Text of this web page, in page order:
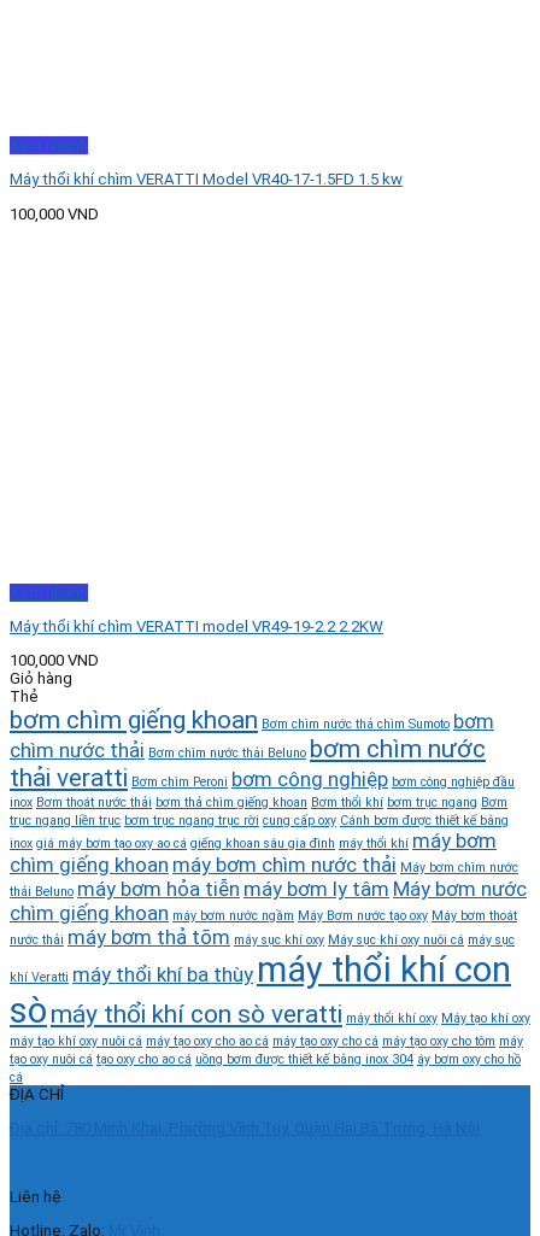
Xem nhanh
Máy thổi khí chìm VERATTI Model VR40-17-1.5FD 1.5 kw
100,000 VND
Xem nhanh
Máy thổi khí chìm VERATTI model VR49-19-2.2 2.2KW
100,000 VND
Giỏ hàng
Thẻ
bơm chìm giếng khoan Bơm chìm nước thả chìm Sumoto bơm
chìm nước thải Bơm chìm nước thải Beluno bơm chìm nước
thải veratti Bơm chìm Peroni bơm công nghiệp bơm công nghiệp đầu
inox Bơm thoát nước thải bơm thả chìm giếng khoan Bơm thổi khí bơm trục ngang Bơm
trục ngang liền trục bơm trục ngang trục rời cung cấp oxy Cánh bơm được thiết kế bằng
inox giá máy bơm tạo oxy ao cá giếng khoan sâu gia đình máy thổi khí máy bơm
chìm giếng khoan máy bơm chìm nước thải Máy bơm chìm nước
thải Beluno máy bơm hỏa tiễn máy bơm ly tâm Máy bơm nước
chìm giếng khoan máy bơm nước ngầm Máy Bơm nước tạo oxy Máy bơm thoát
nước thải máy bơm thả tõm máy sục khí oxy Máy sục khí oxy nuôi cá máy sục
khí Veratti máy thổi khí ba thùy máy thổi khí con
sò máy thổi khí con sò veratti máy thổi khí oxy Máy tạo khí oxy
máy tạo khí oxy nuôi cá máy tạo oxy cho ao cá máy tạo oxy cho cá máy tạo oxy cho tôm máy
tạo oxy nuôi cá tạo oxy cho ao cá uồng bơm được thiết kế bằng inox 304 áy bơm oxy cho hồ
cá
ĐỊA CHỈ
Liên hệ
Hotline: Zalo: